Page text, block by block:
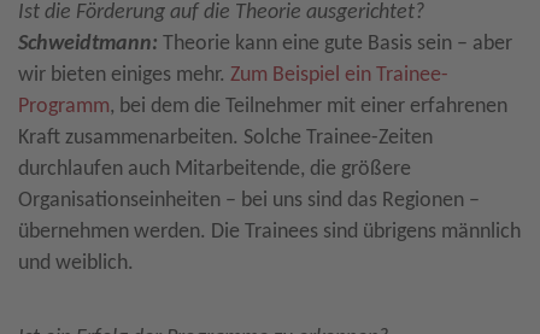
Ist die Förderung auf die Theorie ausgerichtet?
Schweidtmann: Theorie kann eine gute Basis sein – aber
wir bieten einiges mehr. Zum Beispiel ein Trainee-
Programm, bei dem die Teilnehmer mit einer erfahrenen
Kraft zusammenarbeiten. Solche Trainee-Zeiten
durchlaufen auch Mitarbeitende, die größere
Organisationseinheiten – bei uns sind das Regionen –
übernehmen werden. Die Trainees sind übrigens männlich
und weiblich.